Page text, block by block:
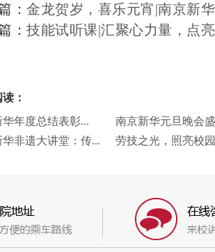
： 金龙贺岁，喜乐元宵|南京新
： 技能试听课|汇聚心力量，点
：
年度总结表彰...
南京新华元旦晚会
非遗大讲堂：传...
劳技之光，照亮校